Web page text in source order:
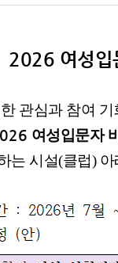
2026 여성입
관심과 참여
여성입문자
는 시설(클럽)아